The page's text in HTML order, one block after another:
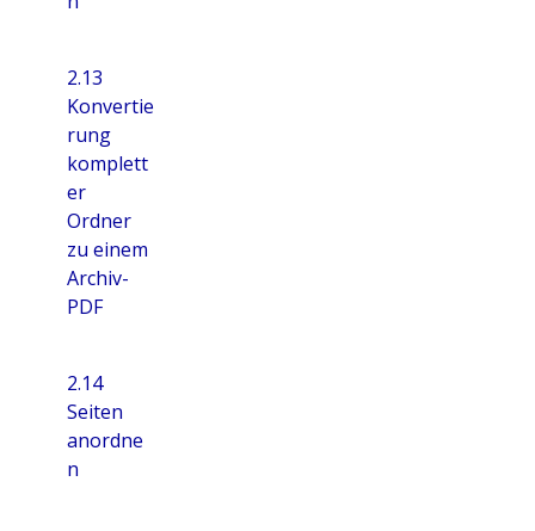
2.13
Konvertie
rung
komplett
er
Ordner
zu einem
Archiv-
PDF
2.14
Seiten
anordne
n